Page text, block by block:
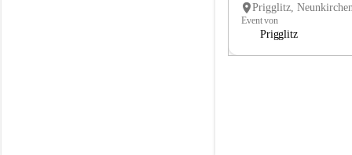
Event von
Prigglitz